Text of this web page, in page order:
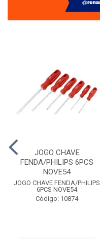
JOGO CHAVE
FENDA/PHILIPS 6PCS
NOVE54
JOGO CHAVE FENDA/PHILIPS
6PCS NOVE54
Código: 10874